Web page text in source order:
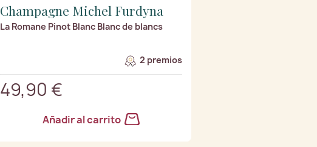
Champagne Michel Furdyna
La Romane Pinot Blanc Blanc de blancs
2 premios
49,90 €
Añadir al carrito